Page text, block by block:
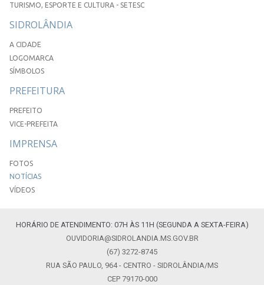
TURISMO, ESPORTE E CULTURA - SETESC
SIDROLÂNDIA
A CIDADE
LOGOMARCA
SÍMBOLOS
PREFEITURA
PREFEITO
VICE-PREFEITA
IMPRENSA
FOTOS
NOTÍCIAS
VÍDEOS
HORÁRIO DE ATENDIMENTO: 07H ÀS 11H (SEGUNDA A SEXTA-FEIRA)
OUVIDORIA@SIDROLANDIA.MS.GOV.BR
(67) 3272-8745
RUA SÃO PAULO, 964 - CENTRO - SIDROLÂNDIA/MS
CEP 79170-000